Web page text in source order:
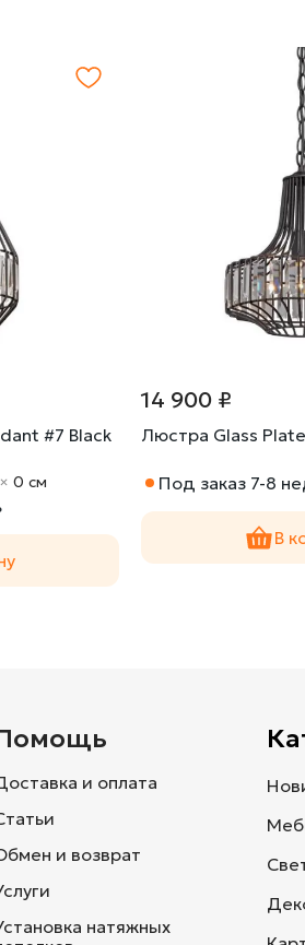
#7 Black
× 0 cм
14 900 ₽
Люстра Glass
Под заказ 7-8
В
и оплата
и возврат
натяжных